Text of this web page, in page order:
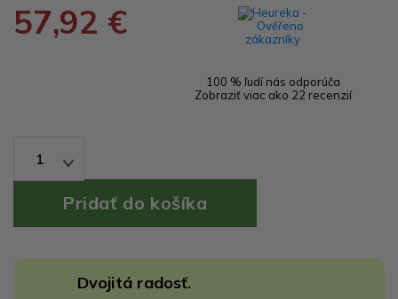
57,92 €
100 % ľudí nás odporúča
Zobraziť viac ako 22 recenzií
1
Dvojitá radosť.